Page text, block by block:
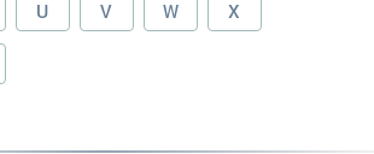
U V W X